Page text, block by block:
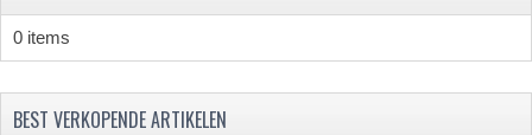
0 items
BEST VERKOPENDE ARTIKELEN